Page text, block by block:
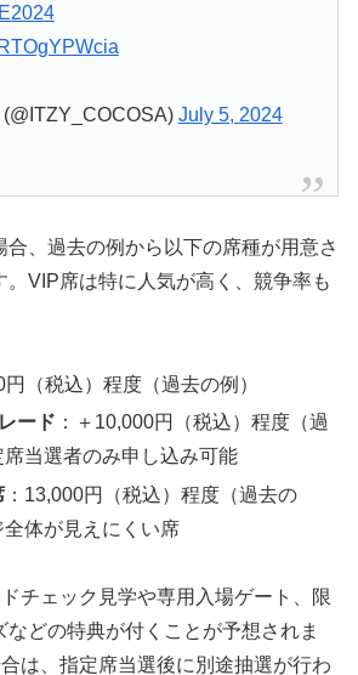
July 5, 2024
、過去の例から以下の席種が用意さ
。VIP席は特に人気が高く、競争率も
円（税込）程度（過去の例）
ード ：＋10,000円（税込）程度（過
当選者のみ申し込み可能
：13,000円（税込）程度（過去の
体が見えにくい席
チェック見学や専用入場ゲート、限
などの特典が付くことが予想されま
は、指定席当選後に別途抽選が行わ